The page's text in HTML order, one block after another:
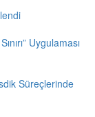
Uygulaması
Süreçlerinde